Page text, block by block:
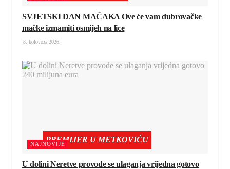
SVJETSKI DAN MAČAKA Ove će vam dubrovačke
mačke izmamiti osmijeh na lice
8. kolovoza 2026.
PREMIJER U METKOVIĆU
NAJNOVIJE
U dolini Neretve provode se ulaganja vrijedna gotovo